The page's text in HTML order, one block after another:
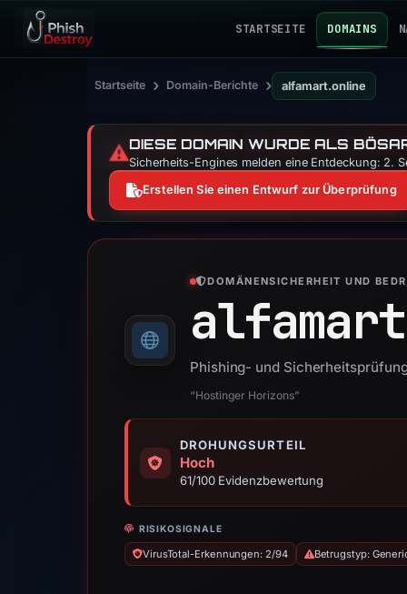
STARTSEITE DOMAINS
Startseite › Domain-Berichte › alfamart.online
⚠️DIESE DOMAIN WURDE ALS
Sicherheits-Engines melden eine Entdeckung: 2.
Erstellen Sie einen Entwurf zur Überprüfung
DOMÄNENSICHERHEIT UND
Phishing- und
“Hostinger Horizons”
DROHUNGSURTEIL
Hoch
61/100 Evidenzbewertung
RISIKOSIGNALE
VirusTotal-Erkennungen: 2/94 Betrugstyp: